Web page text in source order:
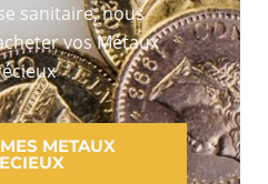
sanitaire, nous
vos Métaux
METAUX